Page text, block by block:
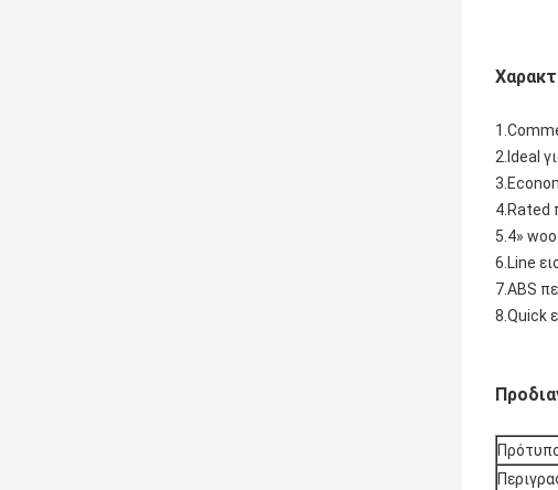
2.Ideal
4.Rated
5.4»
6.Line
7.ABS
8.Quick